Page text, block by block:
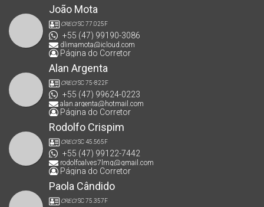
João Mota
CRECISC 77.025F
+55 (47) 99190-3086
dlimamota@icloud.com
Página do Corretor
Alan Argenta
CRECISC 75-822F
+55 (47) 99624-0223
alan.argenta@hotmail.com
Página do Corretor
Rodolfo Crispim
CRECISC 45.565F
+55 (47) 99122-7442
rodolfoalves7lmg@gmail.com
Página do Corretor
Paola Cândido
CRECISC 75.357F